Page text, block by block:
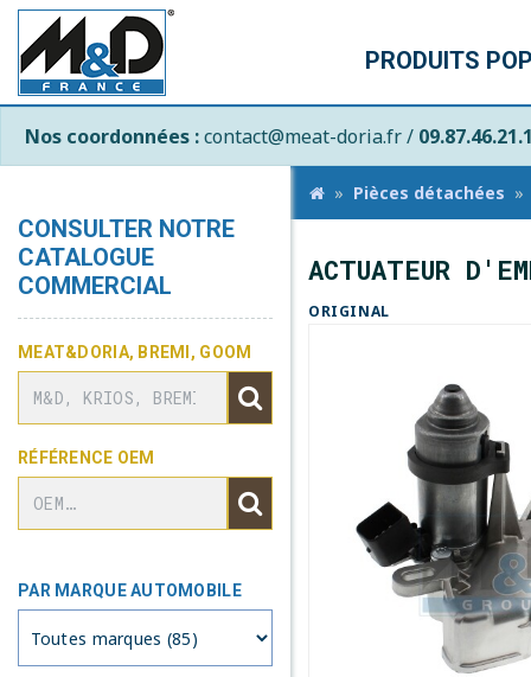
PRODUITS
Nos coordonnées :contact@meat-doria.fr /
CONSULTER NOTRE
CATALOGUE
COMMERCIAL
MEAT&DORIA, BREMI, GOOM
RÉFÉRENCE OEM
PAR MARQUE AUTOMOBILE
Pièces détachées
ACTUATEUR
ORIGINAL